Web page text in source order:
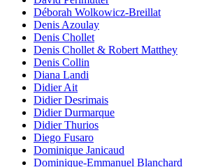
Déborah Wolkowicz-Breillat
Denis Azoulay
Denis Chollet
Denis Chollet & Robert Matthey
Denis Collin
Diana Landi
Didier Ait
Didier Desrimais
Didier Durmarque
Didier Thurios
Diego Fusaro
Dominique Janicaud
Dominique-Emmanuel Blanchard